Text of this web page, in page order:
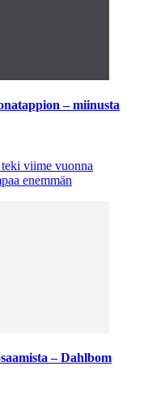
– miinusta
viime vuonna
enemmän
– Dahlbom